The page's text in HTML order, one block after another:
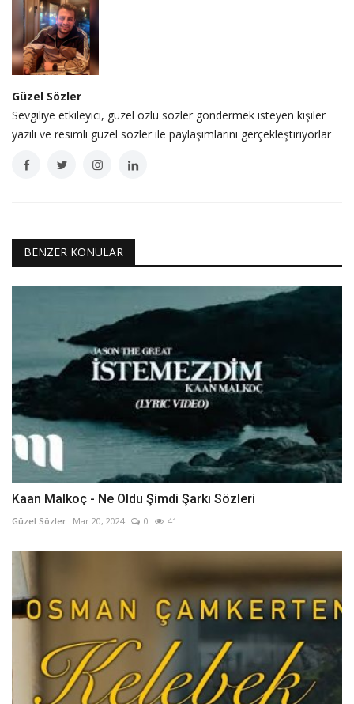
Güzel Sözler
Sevgiliye etkileyici, güzel özlü sözler göndermek isteyen kişiler
yazılı ve resimli güzel sözler ile paylaşımlarını gerçekleştiriyorlar
BENZER KONULAR
Kaan Malkoç - Ne Oldu Şimdi Şarkı Sözleri
Güzel Sözler Mar 20, 2024 0 41